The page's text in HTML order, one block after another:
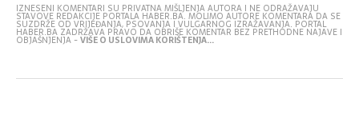
IZNESENI KOMENTARI SU PRIVATNA MIŠLJENJA AUTORA I NE ODRAŽAVAJU
STAVOVE REDAKCIJE PORTALA HABER.BA. MOLIMO AUTORE KOMENTARA DA SE
SUZDRŽE OD VRIJEĐANJA, PSOVANJA I VULGARNOG IZRAŽAVANJA. PORTAL
HABER.BA ZADRŽAVA PRAVO DA OBRIŠE KOMENTAR BEZ PRETHODNE NAJAVE I
OBJAŠNJENJA -VIŠE O USLOVIMA KORIŠTENJA...